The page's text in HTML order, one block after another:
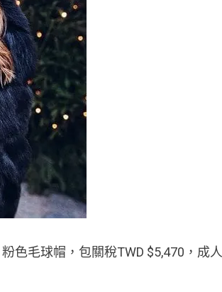
粉色毛球帽，包關稅TWD $5,470，成人